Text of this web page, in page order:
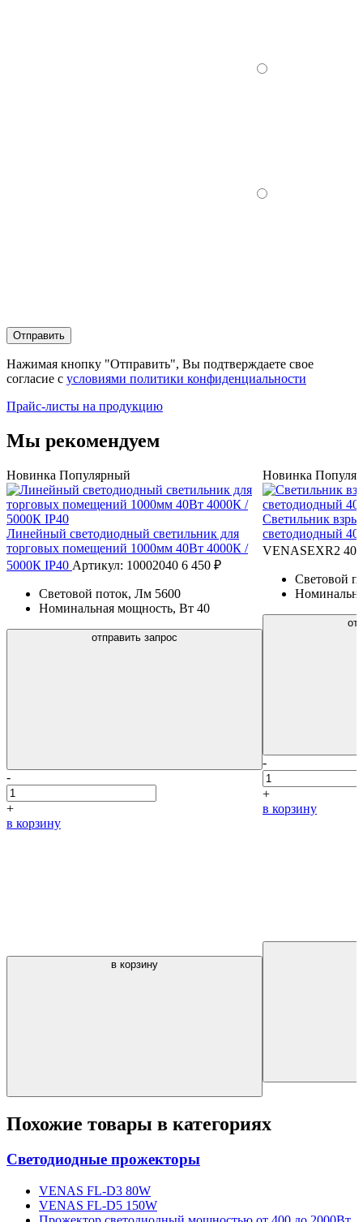
Отправить
Нажимая кнопку "Отправить", Вы подтверждаете свое
согласие с условиями политики конфиденциальности
Прайс-листы на продукцию
Мы рекомендуем
Новинка Популярный
Линейный светодиодный светильник для
торговых помещений 1000мм 40Вт 4000К /
5000К IP40 Артикул: 10002040 6 450 ₽
Световой поток, Лм 5600
Номинальная мощность, Вт 40
отправить запрос
-
+
в корзину
в корзину
Новинка
Светильник
светодиодный
VENASEXR2 40
Световой
-
+
в корзину
Похожие товары в категориях
Светодиодные прожекторы
VENAS FL-D3 80W
VENAS FL-D5 150W